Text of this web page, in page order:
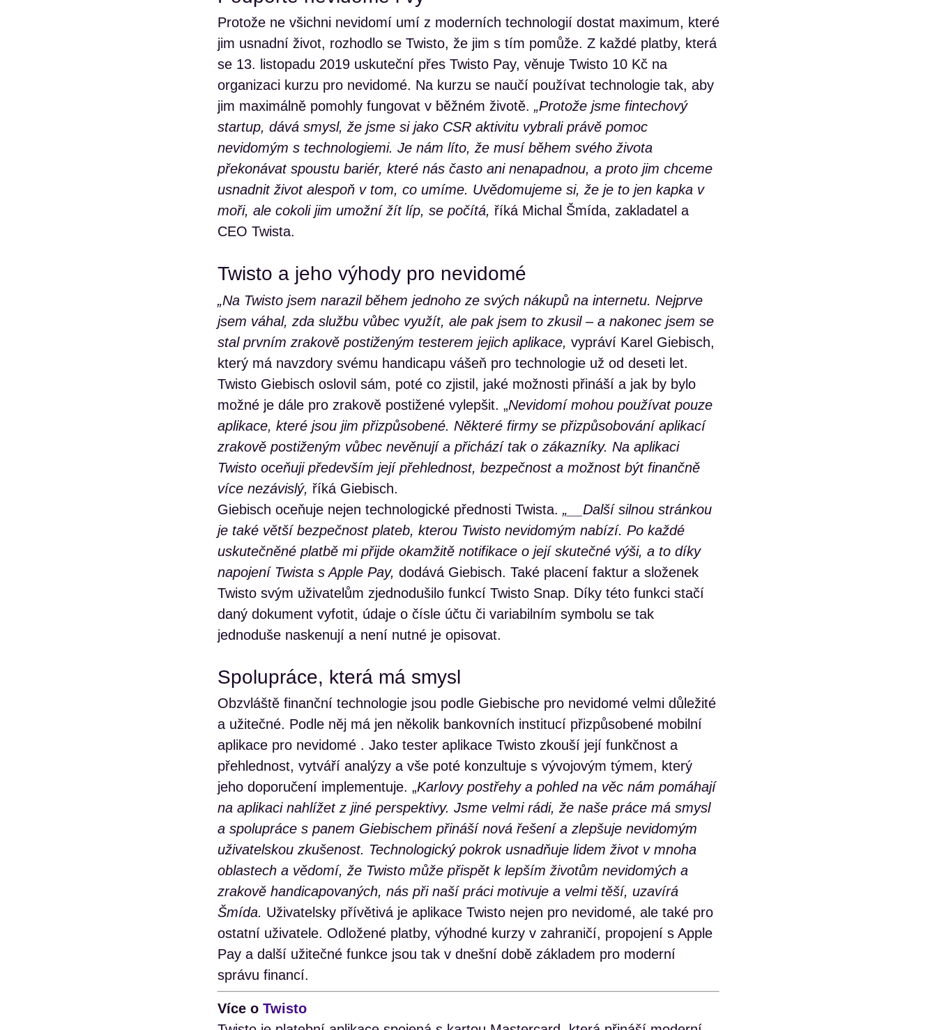
Protože ne všichni nevidomí umí z moderních technologií dostat maximum, které
jim usnadní život, rozhodlo se Twisto, že jim s tím pomůže. Z každé platby, která
se 13. listopadu 2019 uskuteční přes Twisto Pay, věnuje Twisto 10 Kč na
organizaci kurzu pro nevidomé. Na kurzu se naučí používat technologie tak, aby
jim maximálně pomohly fungovat v běžném životě. „Protože jsme fintechový
startup, dává smysl, že jsme si jako CSR aktivitu vybrali právě pomoc
nevidomým s technologiemi. Je nám líto, že musí během svého života
překonávat spoustu bariér, které nás často ani nenapadnou, a proto jim chceme
usnadnit život alespoň v tom, co umíme. Uvědomujeme si, že je to jen kapka v
moři, ale cokoli jim umožní žít líp, se počítá, říká Michal Šmída, zakladatel a
CEO Twista.
Twisto a jeho výhody pro nevidomé
„Na Twisto jsem narazil během jednoho ze svých nákupů na internetu. Nejprve
jsem váhal, zda službu vůbec využít, ale pak jsem to zkusil – a nakonec jsem se
stal prvním zrakově postiženým testerem jejich aplikace, vypráví Karel Giebisch,
který má navzdory svému handicapu vášeň pro technologie už od deseti let.
Twisto Giebisch oslovil sám, poté co zjistil, jaké možnosti přináší a jak by bylo
možné je dále pro zrakově postižené vylepšit. „Nevidomí mohou používat pouze
aplikace, které jsou jim přizpůsobené. Některé firmy se přizpůsobování aplikací
zrakově postiženým vůbec nevěnují a přichází tak o zákazníky. Na aplikaci
Twisto oceňuji především její přehlednost, bezpečnost a možnost být finančně
více nezávislý, říká Giebisch.
Giebisch oceňuje nejen technologické přednosti Twista. „__Další silnou stránkou
je také větší bezpečnost plateb, kterou Twisto nevidomým nabízí. Po každé
uskutečněné platbě mi přijde okamžitě notifikace o její skutečné výši, a to díky
napojení Twista s Apple Pay, dodává Giebisch. Také placení faktur a složenek
Twisto svým uživatelům zjednodušilo funkcí Twisto Snap. Díky této funkci stačí
daný dokument vyfotit, údaje o čísle účtu či variabilním symbolu se tak
jednoduše naskenují a není nutné je opisovat.
Spolupráce, která má smysl
Obzvláště finanční technologie jsou podle Giebische pro nevidomé velmi důležité
a užitečné. Podle něj má jen několik bankovních institucí přizpůsobené mobilní
aplikace pro nevidomé . Jako tester aplikace Twisto zkouší její funkčnost a
přehlednost, vytváří analýzy a vše poté konzultuje s vývojovým týmem, který
jeho doporučení implementuje. „Karlovy postřehy a pohled na věc nám pomáhají
na aplikaci nahlížet z jiné perspektivy. Jsme velmi rádi, že naše práce má smysl
a spolupráce s panem Giebischem přináší nová řešení a zlepšuje nevidomým
uživatelskou zkušenost. Technologický pokrok usnadňuje lidem život v mnoha
oblastech a vědomí, že Twisto může přispět k lepším životům nevidomých a
zrakově handicapovaných, nás při naší práci motivuje a velmi těší, uzavírá
Šmída. Uživatelsky přívětivá je aplikace Twisto nejen pro nevidomé, ale také pro
ostatní uživatele. Odložené platby, výhodné kurzy v zahraničí, propojení s Apple
Pay a další užitečné funkce jsou tak v dnešní době základem pro moderní
správu financí.
Více o Twisto